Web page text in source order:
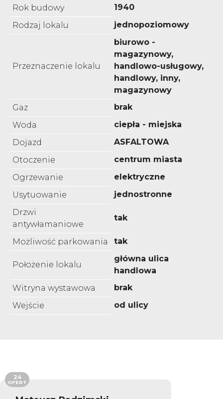
Rok budowy
1940
Rodzaj lokalu
jednopoziomowy
Przeznaczenie lokalu
biurowo -
magazynowy,
handlowo-usługowy,
handlowy, inny,
magazynowy
Gaz
brak
Woda
ciepła - miejska
Dojazd
ASFALTOWA
Otoczenie
centrum miasta
Ogrzewanie
elektryczne
Usytuowanie
jednostronne
Drzwi
antywłamaniowe
tak
Możliwość parkowania tak
Położenie lokalu
główna ulica
handlowa
Witryna wystawowa
brak
Wejście
od ulicy
24
OFERT